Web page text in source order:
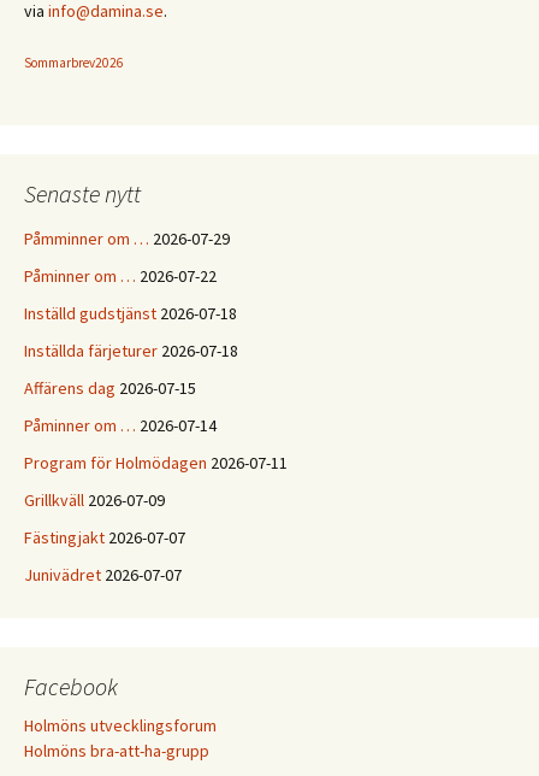
via info@damina.se.
Sommarbrev2026
Senaste nytt
Påmminner om … 2026-07-29
Påminner om … 2026-07-22
Inställd gudstjänst 2026-07-18
Inställda färjeturer 2026-07-18
Affärens dag 2026-07-15
Påminner om … 2026-07-14
Program för Holmödagen 2026-07-11
Grillkväll 2026-07-09
Fästingjakt 2026-07-07
Junivädret 2026-07-07
Facebook
Holmöns utvecklingsforum
Holmöns bra-att-ha-grupp